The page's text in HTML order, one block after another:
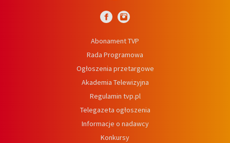
Abonament TVP
Rada Programowa
Ogłoszenia przetargowe
Akademia Telewizyjna
Regulamin tvp.pl
Telegazeta ogłoszenia
Informacje o nadawcy
Konkursy